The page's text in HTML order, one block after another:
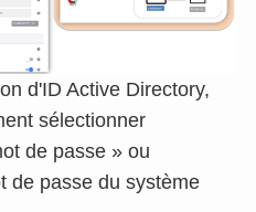
d'ID Active Directory,
sélectionner
de passe » ou
de passe du système